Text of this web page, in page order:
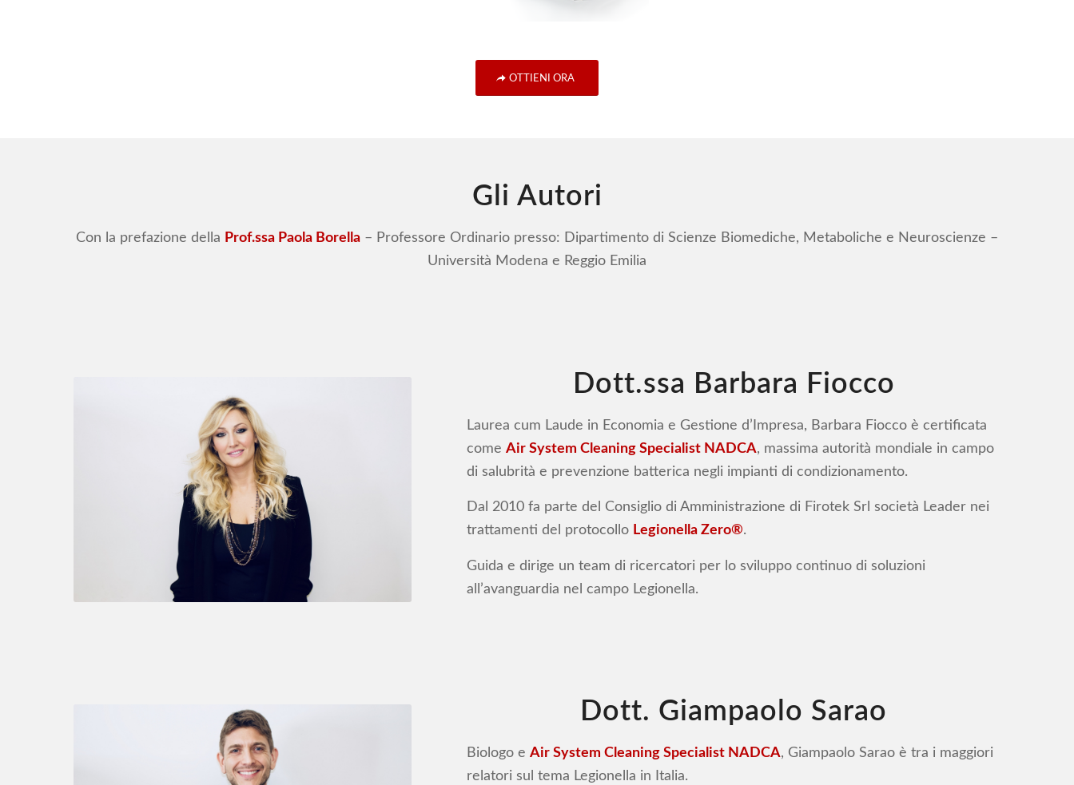
OTTIENI ORA
Gli Autori
Con la prefazione della Prof.ssa Paola Borella – Professore Ordinario presso: Dipartimento di Scienze Biomediche, Metaboliche e Neuroscienze –
Università Modena e Reggio Emilia
Dott.ssa Barbara Fiocco
Laurea cum Laude in Economia e Gestione d’Impresa, Barbara Fiocco è certificata
come Air System Cleaning Specialist NADCA, massima autorità mondiale in campo
di salubrità e prevenzione batterica negli impianti di condizionamento.
Dal 2010 fa parte del Consiglio di Amministrazione di Firotek Srl società Leader nei
trattamenti del protocollo Legionella Zero®.
Guida e dirige un team di ricercatori per lo sviluppo continuo di soluzioni
all’avanguardia nel campo Legionella.
Dott. Giampaolo Sarao
Biologo e Air System Cleaning Specialist NADCA, Giampaolo Sarao è tra i maggiori
relatori sul tema Legionella in Italia.